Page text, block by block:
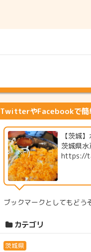
TwitterやFacebookで簡
【茨城
茨城県
https://
ブックマークとしてもどう
カテゴリ
茨城県